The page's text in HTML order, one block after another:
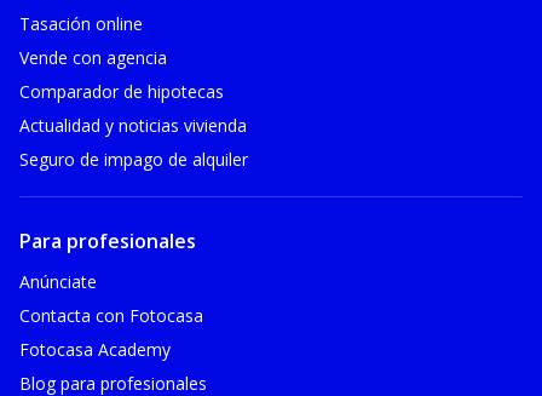
Tasación online
Vende con agencia
Comparador de hipotecas
Actualidad y noticias vivienda
Seguro de impago de alquiler
Para profesionales
Anúnciate
Contacta con Fotocasa
Fotocasa Academy
Blog para profesionales